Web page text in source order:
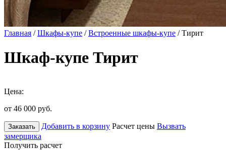
Главная /Шкафы-купе /Встроенные шкафы-купе / Тирит
Шкаф-купе Тирит
Цена:
от 46 000 руб.
Заказать Добавить в корзину Расчет цены Вызвать
замерщика
Получить расчет